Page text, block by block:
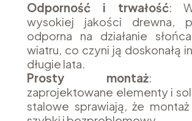
Odporność i trwałość:
wysokiej jakości drewna,
odporna na działanie
wiatru, co czyni ją doskonałą
długie lata.
Prosty montaż:
zaprojektowane elementy i
stalowe sprawiają, że